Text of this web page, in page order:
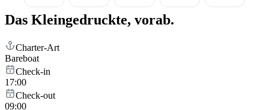
Das Kleingedruckte, vorab.
Charter-Art
Bareboat
Check-in
17:00
Check-out
09:00